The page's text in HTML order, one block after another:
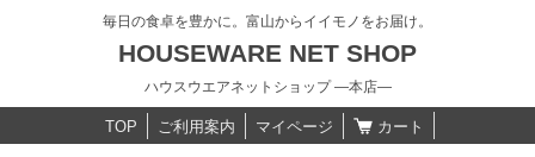
毎日の食卓を豊かに。富山からイイモノをお届け。
HOUSEWARE NET SHOP
ハウスウエアネットショップ ―本店―
TOP ご利用案内 マイページ カート